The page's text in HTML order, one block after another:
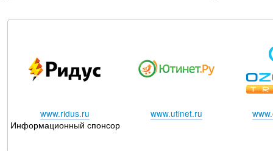
www.ridus.ru
Информационный спонсор
www.utinet.ru